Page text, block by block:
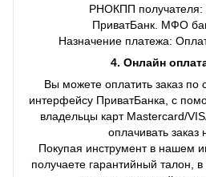
РНОКПП получателя:
ПриватБанк. МФО
Назначение платежа:
4. Онлайн
Вы можете оплатить заказ по
интерфейсу ПриватБанка, с
владельцы карт Mastercard/
оплачивать заказ
Покупая инструмент в нашем
получаете гарантийный талон,